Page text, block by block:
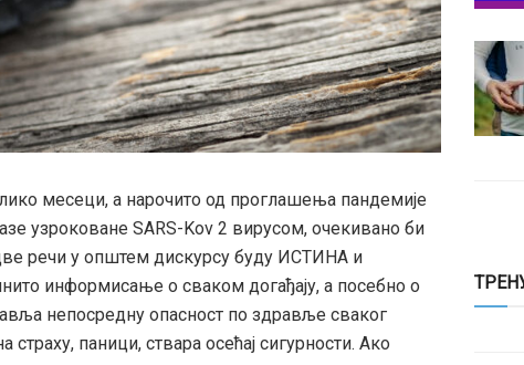
месеци, а нарочито од проглашења пандемије
узроковане SARS-Kov 2 вирусом, очекивано би
речи у општем дискурсу буду ИСТИНА и
информисање о сваком догађају, а посебно о
непосредну опасност по здравље сваког
страху, паници, ствара осећај сигурности. Ако